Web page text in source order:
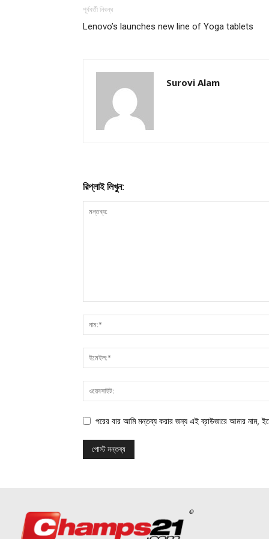
পূর্ববর্তী নিবন্ধ
Lenovo’s launches new line of Yoga tablets
Surovi Alam
রিপ্লাই লিখুন:
পরের বার আমি মন্তব্য করার জন্য এই ব্রাউজারে আমার নাম,
©